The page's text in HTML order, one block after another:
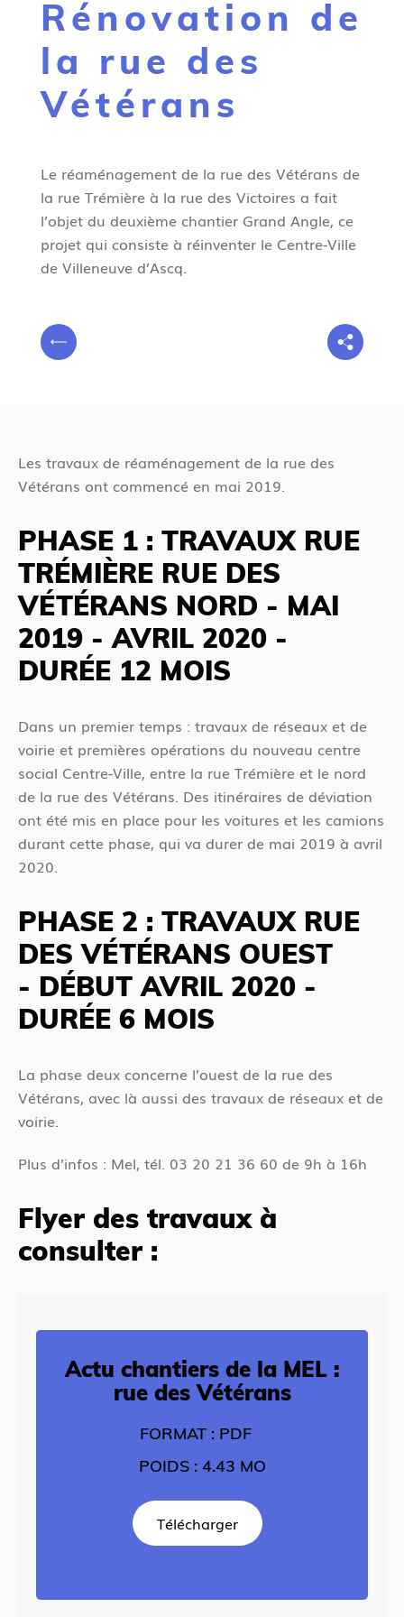
g
e
Rénovation de
la rue des
Vétérans
Le réaménagement de la rue des Vétérans de
la rue Trémière à la rue des Victoires a fait
l’objet du deuxième chantier Grand Angle, ce
projet qui consiste à réinventer le Centre-Ville
de Villeneuve d’Ascq.
V
o
e
s
c
i
P
d
e
t
Les travaux de réaménagement de la rue des
Vétérans ont commencé en mai 2019.
PHASE 1 : TRAVAUX RUE
TRÉMIÈRE RUE DES
VÉTÉRANS NORD - MAI
2019 - AVRIL 2020 -
DURÉE 12 MOIS
Dans un premier temps : travaux de réseaux et de
voirie et premières opérations du nouveau centre
social Centre-Ville, entre la rue Trémière et le nord
de la rue des Vétérans. Des itinéraires de déviation
ont été mis en place pour les voitures et les camions
durant cette phase, qui va durer de mai 2019 à avril
2020.
PHASE 2 : TRAVAUX RUE
DES VÉTÉRANS OUEST
- DÉBUT AVRIL 2020 -
DURÉE 6 MOIS
La phase deux concerne l’ouest de la rue des
Vétérans, avec là aussi des travaux de réseaux et de
voirie.
Plus d’infos : Mel, tél. 03 20 21 36 60 de 9h à 16h
Flyer des travaux à
consulter :
Actu chantiers de la MEL :
rue des Vétérans
FORMAT : PDF
POIDS : 4.43 MO
Télécharger